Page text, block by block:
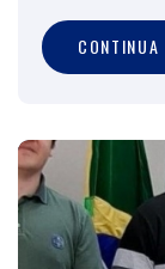
CONTINUA